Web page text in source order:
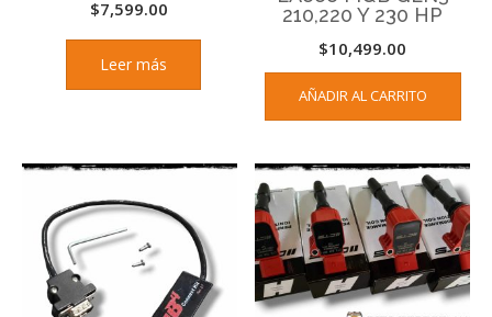
$7,599.00
Leer más
210,220 Y 230 HP
$10,499.00
AÑADIR AL CARRITO